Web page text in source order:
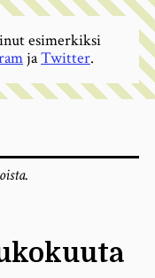
esimerkiksi
jaTwitter.